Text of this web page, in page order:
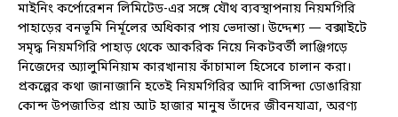
মাইনিং কর্পোরেশন লিমিটেড-এর সঙ্গে যৌথ ব্যবস্থাপনায় নিয়মগিরি
পাহাড়ের বনভূমি নির্মূলের অধিকার পায় ভেদান্তা। উদ্দেশ্য — বক্সাইটে
সমৃদ্ধ নিয়মগিরি পাহাড় থেকে আকরিক নিয়ে নিকটবর্তী লাঞ্জিগড়ে
নিজেদের অ্যালুমিনিয়াম কারখানায় কাঁচামাল হিসেবে চালান করা।
প্রকল্পের কথা জানাজানি হতেই নিয়মগিরির আদি বাসিন্দা ডোঙারিয়া
কোন্দ উপজাতির প্রায় আট হাজার মানুষ তাঁদের জীবনযাত্রা, অরণ্য